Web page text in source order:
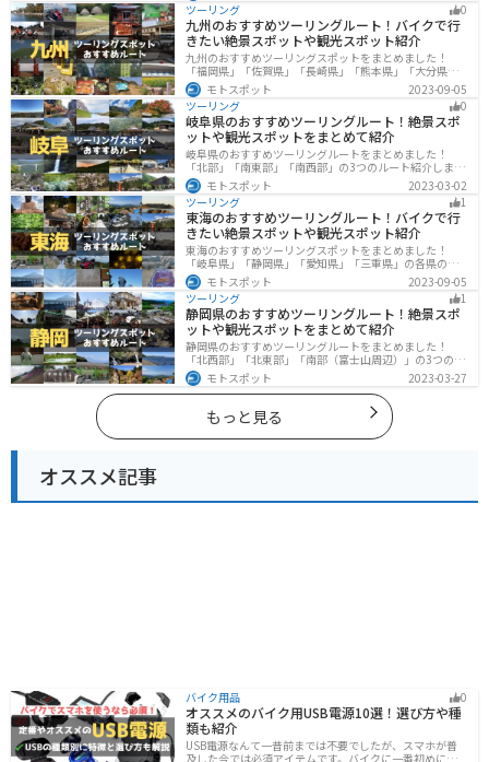
行く際は参考にしてください。
ツーリング
0
九州のおすすめツーリングルート！バイクで行
きたい絶景スポットや観光スポット紹介
九州のおすすめツーリングスポットをまとめました！
「福岡県」「佐賀県」「長崎県」「熊本県」「大分県」
「宮崎都」「鹿児島県」の各県の観光地紹介します。自
然豊かな山々や湖、温泉地が点在し、四季折々の景色を
楽しめるスポットが多数あります。バイクで九州にツー
リングに行く際は参考にしてください。
モトスポット
2023-09-05
ツーリング
0
岐阜県のおすすめツーリングルート！絶景スポ
ットや観光スポットをまとめて紹介
岐阜県のおすすめツーリングルートをまとめました！
「北部」「南東部」「南西部」の3つのルート紹介しま
す。自然豊かな山が充実しており、山を生かした施設や
グルメ、絶景スポットなど、自然を満喫するツーリング
ができます。バイクで岐阜県にツーリングに行く際は参
考にしてください。
モトスポット
2023-03-02
ツーリング
1
東海のおすすめツーリングルート！バイクで行
きたい絶景スポットや観光スポット紹介
東海のおすすめツーリングスポットをまとめました！
「岐阜県」「静岡県」「愛知県」「三重県」の各県の観
光地紹介します。自然豊かな山々や湖、温泉地が点在
し、四季折々の景色を楽しめるスポットが多数ありま
す。バイクで東海にツーリングに行く際は参考にしてく
ださい。
モトスポット
2023-09-05
ツーリング
1
静岡県のおすすめツーリングルート！絶景スポ
ットや観光スポットをまとめて紹介
静岡県のおすすめツーリングルートをまとめました！
「北西部」「北東部」「南部（富士山周辺）」の3つのル
ート紹介します。富士山を中心に自然豊かな景色や食事
を楽しめるスポットが多数あります。バイクで静岡県に
ツーリングに行く際は参考にしてください。
モトスポット 2023-03-27
もっと見る
オススメ記事
バイク用品 0
オススメのバイク用USB電源10選！選び方や種
類も紹介
USB電源なんて一昔前までは不要でしたが、スマホが普
及した今では必須アイテムです。バイクに一番初めにつ